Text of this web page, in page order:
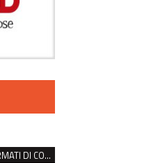
REGGIO, AGGREDITA DA DUE UOMINI ARMATI DI COLTELLO PER LA BORSA: LEI REAGISCE E LI FA SCAPPARE